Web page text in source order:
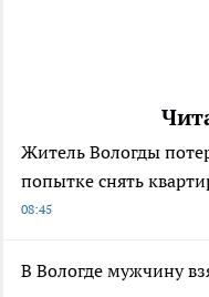
Житель Вологды
попытке снять
08:45
В Вологде мужчину